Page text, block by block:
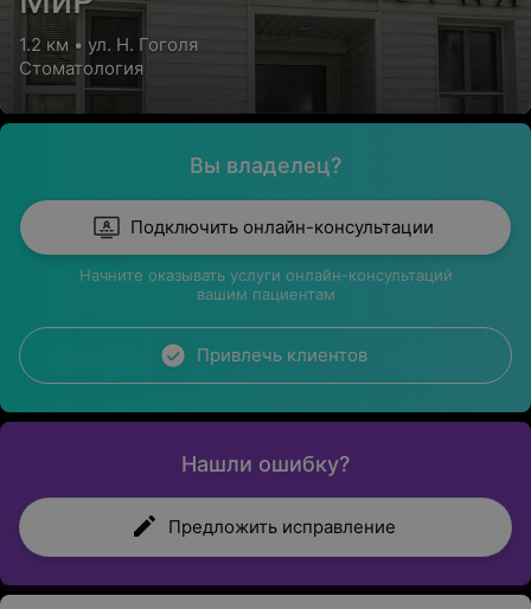
1.2 км • ул. Н. Гоголя
Стоматология
Вы владелец?
Подключить онлайн-консультации
Начните оказывать услуги онлайн-консультаций
вашим пациентам
Привлечь клиентов
Нашли ошибку?
Предложить исправление